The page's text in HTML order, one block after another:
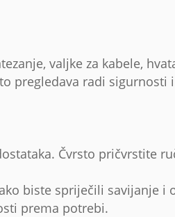
valjke za kabele,
pregledava radi sigurnosti
Čvrsto pričvrstite
biste spriječili savijanje i
prema potrebi.